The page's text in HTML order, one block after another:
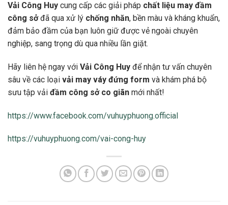
Vải Công Huy cung cấp các giải pháp chất liệu may đầm
công sởđã qua xử lý chống nhăn, bền màu và kháng khuẩn,
đảm bảo đầm của bạn luôn giữ được vẻ ngoài chuyên
nghiệp, sang trọng dù qua nhiều lần giặt.
Hãy liên hệ ngay với Vải Công Huy để nhận tư vấn chuyên
sâu về các loại vải may váy đứng form và khám phá bộ
sưu tập vải đầm công sở co giãn mới nhất!
https://www.facebook.com/vuhuyphuong.official
https://vuhuyphuong.com/vai-cong-huy